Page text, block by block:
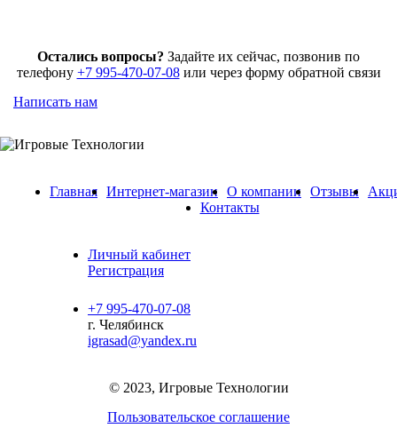
Остались вопросы? Задайте их сейчас, позвонив по
телефону +7 995-470-07-08или через форму обратной связи
Написать нам
Главная Интернет-магазин О компании Отзывы
Контакты
Личный кабинет
Регистрация
+7 995-470-07-08
г. Челябинск
igrasad@yandex.ru
© 2023, Игровые Технологии
Пользовательское соглашение